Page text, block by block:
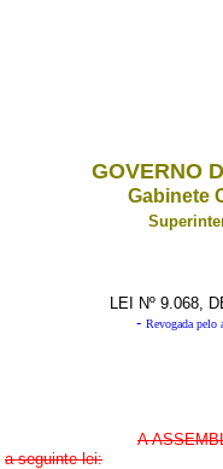
GOVERNO
Gabinete
LEI Nº 9.068,
- Revogada pelo
A
a seguinte lei: